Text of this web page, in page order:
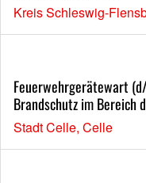
Kreis Schleswig-
Feuerwehrgerätewart
Brandschutz im
Stadt Celle, Celle